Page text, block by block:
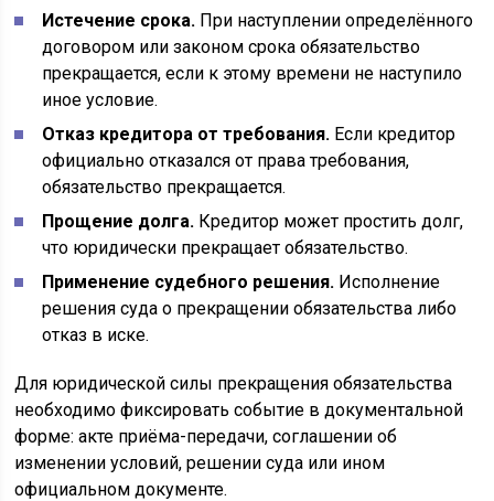
Истечение срока. При наступлении определённого
договором или законом срока обязательство
прекращается, если к этому времени не наступило
иное условие.
Отказ кредитора от требования. Если кредитор
официально отказался от права требования,
обязательство прекращается.
Прощение долга. Кредитор может простить долг,
что юридически прекращает обязательство.
Применение судебного решения. Исполнение
решения суда о прекращении обязательства либо
отказ в иске.
Для юридической силы прекращения обязательства
необходимо фиксировать событие в документальной
форме: акте приёма-передачи, соглашении об
изменении условий, решении суда или ином
официальном документе.